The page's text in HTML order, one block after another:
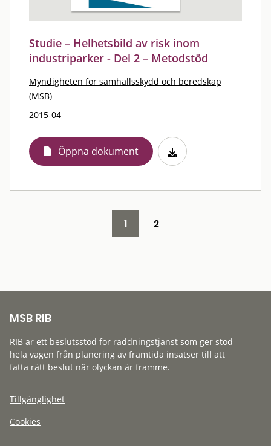
Studie – Helhetsbild av risk inom
industriparker - Del 2 – Metodstöd
Myndigheten för samhällsskydd och beredskap
(MSB)
2015-04
Öppna dokument
1 2
MSB RIB
RIB är ett beslutsstöd för räddningstjänst som ger stöd
hela vägen från planering av framtida insatser till att
fatta rätt beslut när olyckan är framme.
Tillgänglighet
Cookies